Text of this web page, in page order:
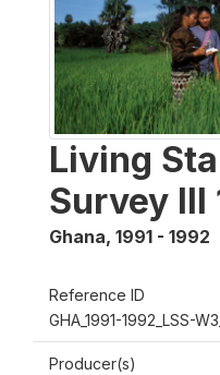
Living
Survey III
Ghana, 1991 - 1992
Reference ID
GHA_1991-1992_LSS-
Producer(s)